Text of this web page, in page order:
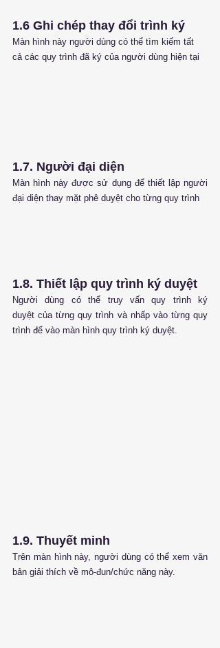
1.6 Ghi chép thay đổi trình ký
Màn hình này người dùng có thể tìm kiếm tất
cả các quy trình đã ký của người dùng hiện tại
1.7. Người đại diện
Màn hình này được sử dụng để thiết lập người
đại diện thay mặt phê duyệt cho từng quy trình
1.8. Thiết lập quy trình ký duyệt
Người dùng có thể truy vấn quy trình ký
duyệt của từng quy trình và nhấp vào từng quy
trình để vào màn hình quy trình ký duyệt.
1.9. Thuyết minh
Trên màn hình này, người dùng có thể xem văn
bản giải thích về mô-đun/chức năng này.